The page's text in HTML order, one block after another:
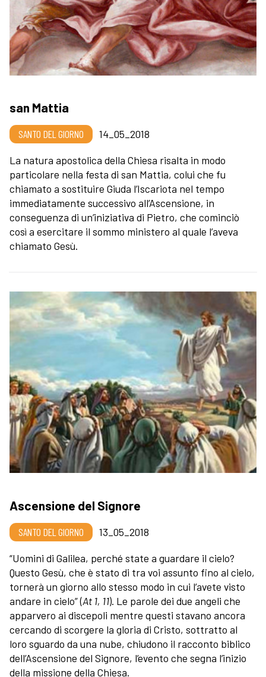
san Mattia
SANTO DEL GIORNO
14_05_2018
La natura apostolica della Chiesa risalta in modo
particolare nella festa di san Mattia, colui che fu
chiamato a sostituire Giuda l’Iscariota nel tempo
immediatamente successivo all’Ascensione, in
conseguenza di un’iniziativa di Pietro, che cominciò
così a esercitare il sommo ministero al quale l’aveva
chiamato Gesù.
Ascensione del Signore
SANTO DEL GIORNO
13_05_2018
“Uomini di Galilea, perché state a guardare il cielo?
Questo Gesù, che è stato di tra voi assunto fino al cielo,
tornerà un giorno allo stesso modo in cui l’avete visto
andare in cielo” (At 1, 11). Le parole dei due angeli che
apparvero ai discepoli mentre questi stavano ancora
cercando di scorgere la gloria di Cristo, sottratto al
loro sguardo da una nube, chiudono il racconto biblico
dell’Ascensione del Signore, l’evento che segna l’inizio
della missione della Chiesa.